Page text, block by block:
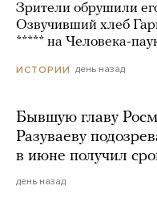
Зрители обрушили
Озвучивший хлеб
***** на Человека-
ИСТОРИИ день назад
Бывшую главу
Разуваеву
в июне получил
день назад